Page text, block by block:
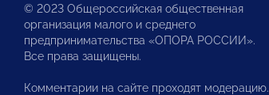
© 2023 Общероссийская общественная
организация малого и среднего
предпринимательства «ОПОРА РОССИИ».
Все права защищены.
Комментарии на сайте проходят модерацию.